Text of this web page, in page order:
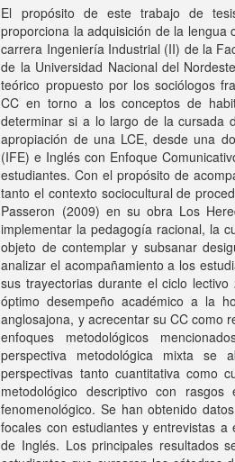
El propósito de este trabajo de
proporciona la adquisición de la lengua
carrera Ingeniería Industrial (II) de la
de la Universidad Nacional del
teórico propuesto por los sociólogos
CC en torno a los conceptos de
determinar si a lo largo de la cursada
apropiación de una LCE, desde una
(IFE) e Inglés con Enfoque
estudiantes. Con el propósito de
tanto el contexto sociocultural de
Passeron (2009) en su obra Los
implementar la pedagogía racional, la
objeto de contemplar y subsanar
analizar el acompañamiento a los
sus trayectorias durante el ciclo
óptimo desempeño académico a la
anglosajona, y acrecentar su CC como
enfoques metodológicos
perspectiva metodológica mixta
perspectivas tanto cuantitativa como
metodológico descriptivo con
fenomenológico. Se han obtenido
focales con estudiantes y entrevistas
de Inglés. Los principales resultados